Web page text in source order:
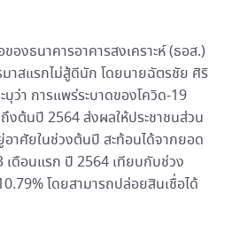
องธนาคารอาคารสงเคราะห์ (ธอส.)
มาสแรกไม่สู้ดีนัก โดยนายฉัตรชัย ศิริ
ว่า การแพร่ระบาดของโควิด-19
ต้นปี 2564 ส่งผลให้ประชาชนส่วน
าศัยในช่วงต้นปี สะท้อนได้จากยอด
เดือนแรก ปี 2564 เทียบกับช่วง
โดยสามารถปล่อยสินเชื่อได้